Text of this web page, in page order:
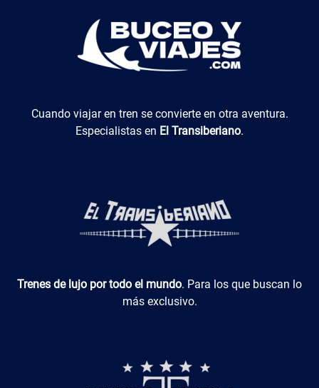
El Transiberiano
Cuando viajar en tren se convierte en otra aventura.
Especialistas en El Transiberiano.
Luxotren
Trenes de lujo por todo el mundo. Para los que buscan lo
más exclusivo.